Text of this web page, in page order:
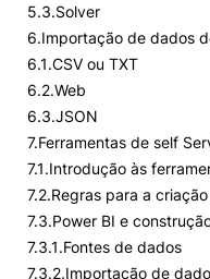
5.3.Solver
6.Importação de dados
6.1.CSV ou TXT
6.2.Web
6.3.JSON
7.Ferramentas de self
7.1.Introdução às
7.2.Regras para a
7.3.Power BI e
7.3.1.Fontes de dados
7.3.2.Importação de